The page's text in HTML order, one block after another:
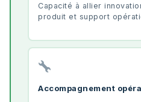
Capacité à allier
produit et support
Accompagnement